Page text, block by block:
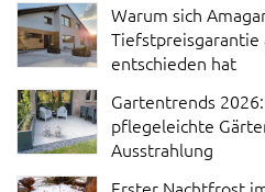
Warum sich
Tiefstpreisgarantie
entschieden hat
Gartentrends
pflegeleichte
Ausstrahlung